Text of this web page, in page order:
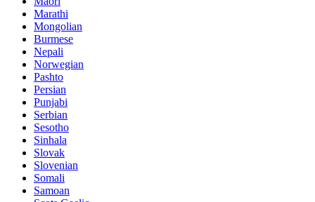
Marathi
Mongolian
Burmese
Nepali
Norwegian
Pashto
Persian
Punjabi
Serbian
Sesotho
Sinhala
Slovak
Slovenian
Somali
Samoan